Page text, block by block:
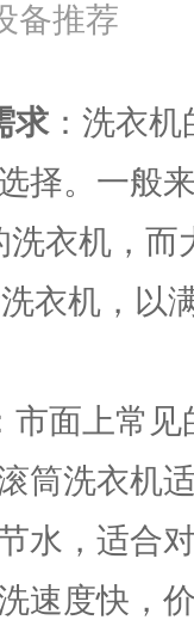
牌、避开
怎么挑不踩
求：洗衣机
择。一般
衣机，而
衣机，以
市面上常见
筒洗衣机
水，适合
速度快，